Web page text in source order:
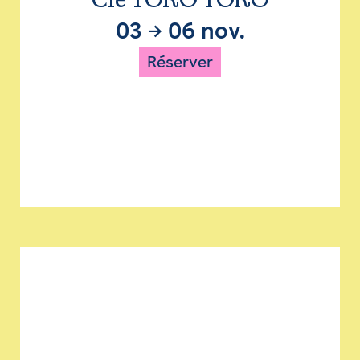
03 → 06 nov.
Réserver